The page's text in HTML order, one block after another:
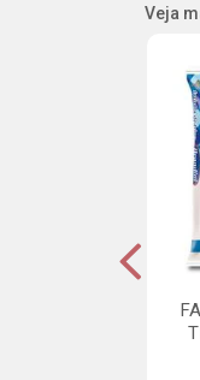
Veja